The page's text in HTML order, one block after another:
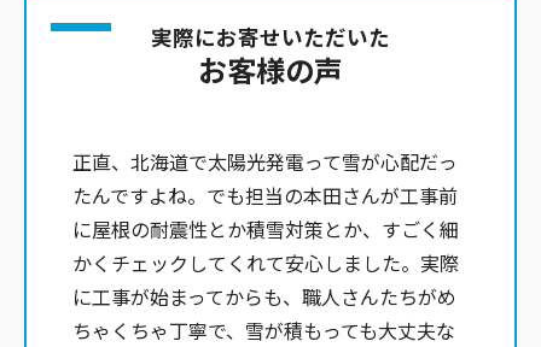
実際にお寄せいただいた
お客様の声
正直、北海道で太陽光発電って雪が心配だっ
たんですよね。でも担当の本田さんが工事前
に屋根の耐震性とか積雪対策とか、すごく細
かくチェックしてくれて安心しました。実際
に工事が始まってからも、職人さんたちがめ
ちゃくちゃ丁寧で、雪が積もっても大丈夫な